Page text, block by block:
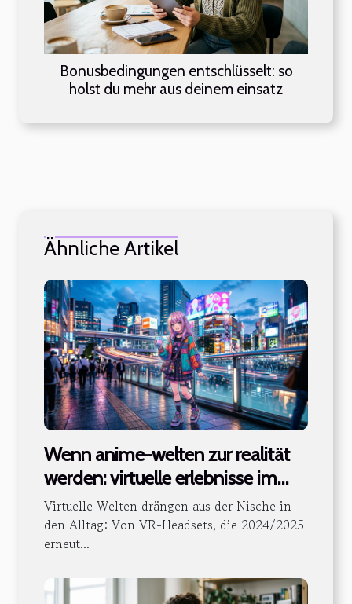
Bonusbedingungen entschlüsselt: so
holst du mehr aus deinem einsatz
Ähnliche Artikel
Wenn anime-welten zur realität
werden: virtuelle erlebnisse im
blick
Virtuelle Welten drängen aus der Nische in
den Alltag: Von VR-Headsets, die 2024/2025
erneut...